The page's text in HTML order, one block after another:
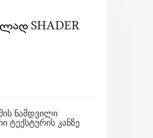
SHADER
ნამდვილი
ტექსტურის კანზე